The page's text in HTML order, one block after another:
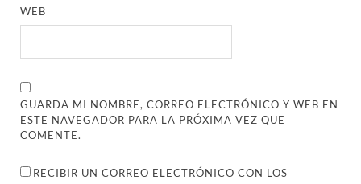
WEB
GUARDA MI NOMBRE, CORREO ELECTRÓNICO Y WEB EN
ESTE NAVEGADOR PARA LA PRÓXIMA VEZ QUE
COMENTE.
RECIBIR UN CORREO ELECTRÓNICO CON LOS